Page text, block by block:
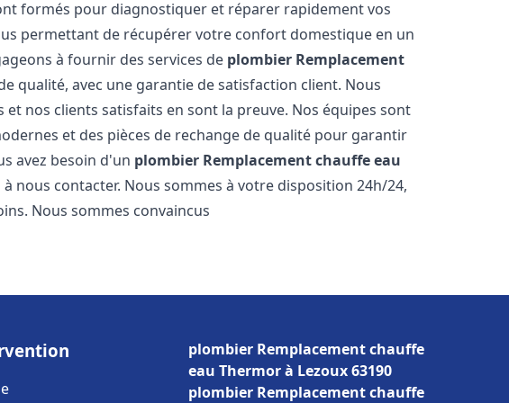
formés pour diagnostiquer et réparer rapidement vos
permettant de récupérer votre confort domestique en un
à fournir des services de plombier Remplacement
qualité, avec une garantie de satisfaction client. Nous
nos clients satisfaits en sont la preuve. Nos équipes sont
et des pièces de rechange de qualité pour garantir
avez besoin d'un plombier Remplacement chauffe eau
à nous contacter. Nous sommes à votre disposition 24h/24,
Nous sommes convaincus
plombier Remplacement chauffe
eau Thermor à Lezoux 63190
plombier Remplacement chauffe